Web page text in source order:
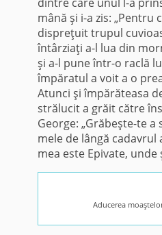
mână şi i-a zis: „Pentru
dispreţuit trupul
întârziaţi a-l lua din
şi a-l pune într-o raclă
împăratul a voit a o
Atunci şi împărăteasa
strălucit a grăit către
George: „Grăbeşte-te
mele de lângă
mea este Epivate, unde
Aducerea